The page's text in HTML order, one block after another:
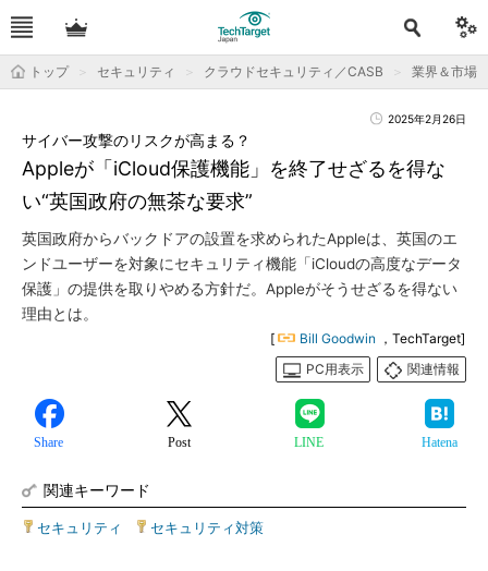
トップ セキュリティ クラウドセキュリティ／CASB 業界＆市場
2025年2月26日
Appleが「iCloud保護機能」を終了せざるを得な
い“英国政府の無茶な要求”
サイバー攻撃のリスクが高まる？
英国政府からバックドアの設置を求められたAppleは、英国のエ
ンドユーザーを対象にセキュリティ機能「iCloudの高度なデータ
保護」の提供を取りやめる方針だ。Appleがそうせざるを得ない
理由とは。
[ Bill Goodwin ，TechTarget]
PC用表示
関連情報
Share Post LINE Hatena
関連キーワード
セキュリティ セキュリティ対策